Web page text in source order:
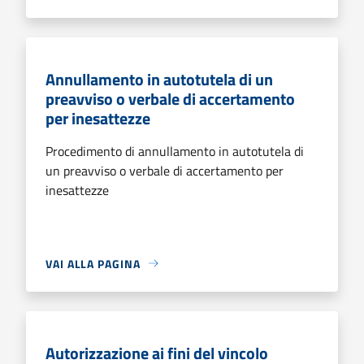
Annullamento in autotutela di un
preavviso o verbale di accertamento
per inesattezze
Procedimento di annullamento in autotutela di
un preavviso o verbale di accertamento per
inesattezze
VAI ALLA PAGINA
Autorizzazione ai fini del vincolo